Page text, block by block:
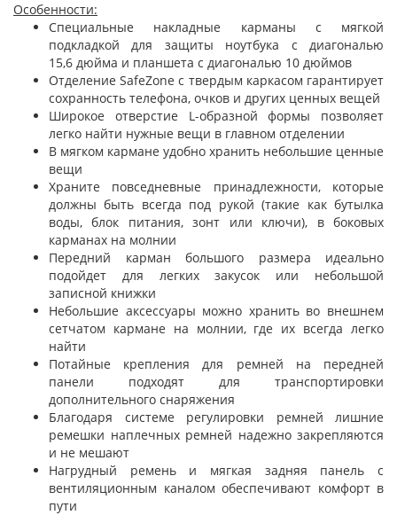
Особенности:
Специальные накладные карманы с мягкой
подкладкой для защиты ноутбука с диагональю
15,6 дюйма и планшета с диагональю 10 дюймов
Отделение SafeZone с твердым каркасом гарантирует
сохранность телефона, очков и других ценных вещей
Широкое отверстие L-образной формы позволяет
легко найти нужные вещи в главном отделении
В мягком кармане удобно хранить небольшие ценные
вещи
Храните повседневные принадлежности, которые
должны быть всегда под рукой (такие как бутылка
воды, блок питания, зонт или ключи), в боковых
карманах на молнии
Передний карман большого размера идеально
подойдет для легких закусок или небольшой
записной книжки
Небольшие аксессуары можно хранить во внешнем
сетчатом кармане на молнии, где их всегда легко
найти
Потайные крепления для ремней на передней
панели подходят для транспортировки
дополнительного снаряжения
Благодаря системе регулировки ремней лишние
ремешки наплечных ремней надежно закрепляются
и не мешают
Нагрудный ремень и мягкая задняя панель с
вентиляционным каналом обеспечивают комфорт в
пути